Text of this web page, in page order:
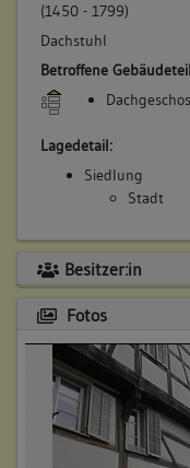
(1450 - 1799)
Dachstuhl
Betroffene
Lagedetail:
Siedlung
Stadt
Besitzer:in
Fotos